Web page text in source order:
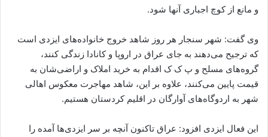
و مانع از کوچ اجباری آنها شود.
وی گفت: شهر سنجار هر روز شاهد خروج خانواده‌های ایزدی است
که ترجیح می‌دهند به جای عراق در اروپا و کانادا زندگی کنند،
گروه‌های مسلح و پ ک ک اقدام به خرید املاک و اراضی‌شان به
قیمت پایین می‌کنند، علاوه بر این، شاهد مهاجرت معکوس اهالی
شهر به اردوگاه‌های آوارگان در اقلیم کردستان هستیم.
این فعال ایزدی افزود: عراق تاکنون آنچه بر سر ایزدی‌ها آمده را